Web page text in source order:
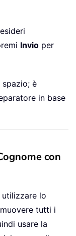
Invio per
è
in base
con
utilizzare lo
tutti i
usare la